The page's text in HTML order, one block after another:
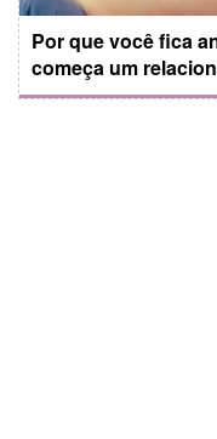
Por que você fica
começa um